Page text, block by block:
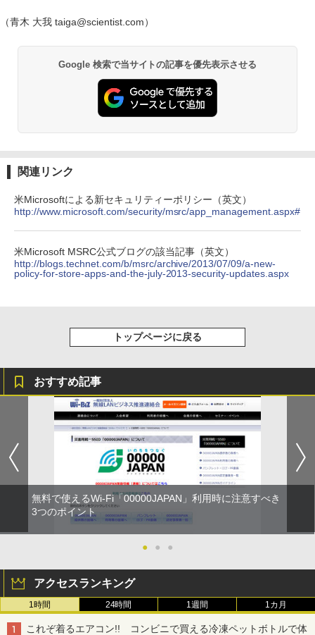
（青木 大我 taiga@scientist.com）
Google 検索で当サイトの記事を優先表示させる
関連リンク
米Microsoftによる新セキュリティーポリシー（英文）
http://www.microsoft.com/security/msrc/app_management.aspx#
米Microsoft MSRC公式ブログの該当記事（英文）
http://blogs.technet.com/b/msrc/archive/2013/07/09/a-new-
policy-for-store-apps-and-the-july-2013-security-updates.aspx
トップページに戻る
おすすめ記事
無料で使えるWi-Fi「00000JAPAN」利用時に注意すべき
3つのポイント
● ● ●
アクセスランキング
1時間 24時間 1週間 1カ月
これぞ着るエアコン!! コンビニで買える冷凍ペットボトルで体